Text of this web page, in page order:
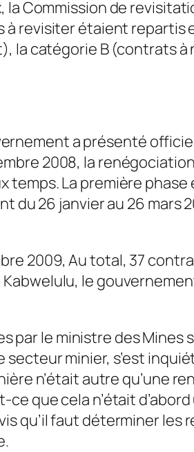
la Commission de
revisiter étaient repartis
la catégorie B (contrats
a présenté
2008, la
La première
du 26 janvier au 26 mars
2009, Au total, 37
le
le ministre des Mines
minier, s’est
n’était autre
que cela n’était
qu’il faut déterminer